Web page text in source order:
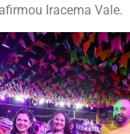
Iracema Vale.